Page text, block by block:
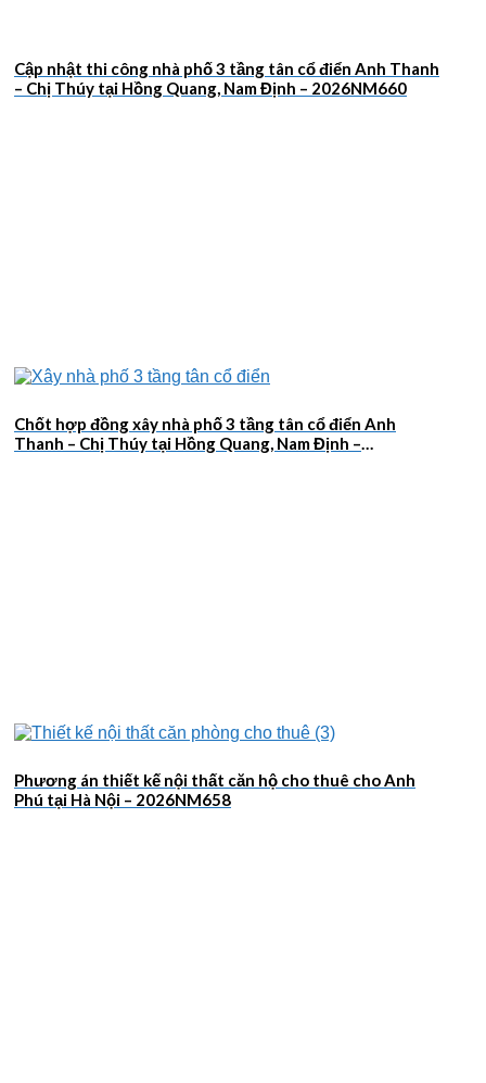
Cập nhật thi công nhà phố 3 tầng tân cổ điển Anh Thanh
– Chị Thúy tại Hồng Quang, Nam Định – 2026NM660
Chốt hợp đồng xây nhà phố 3 tầng tân cổ điển Anh
Thanh – Chị Thúy tại Hồng Quang, Nam Định –
Phương án thiết kế nội thất căn hộ cho thuê cho Anh
Phú tại Hà Nội – 2026NM658